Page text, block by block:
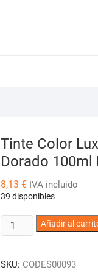
Tinte Color
Dorado 100ml
8,13 € IVA incluido
39 disponibles
Tinte
Color
9.3
Añadir al
SKU: CODES00093